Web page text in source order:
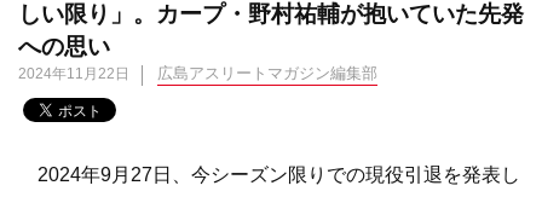
しい限り」。カープ・野村祐輔が抱いていた先発
への思い
2024年11月22日 広島アスリートマガジン編集部
2024年9月27日、今シーズン限りでの現役引退を発表し